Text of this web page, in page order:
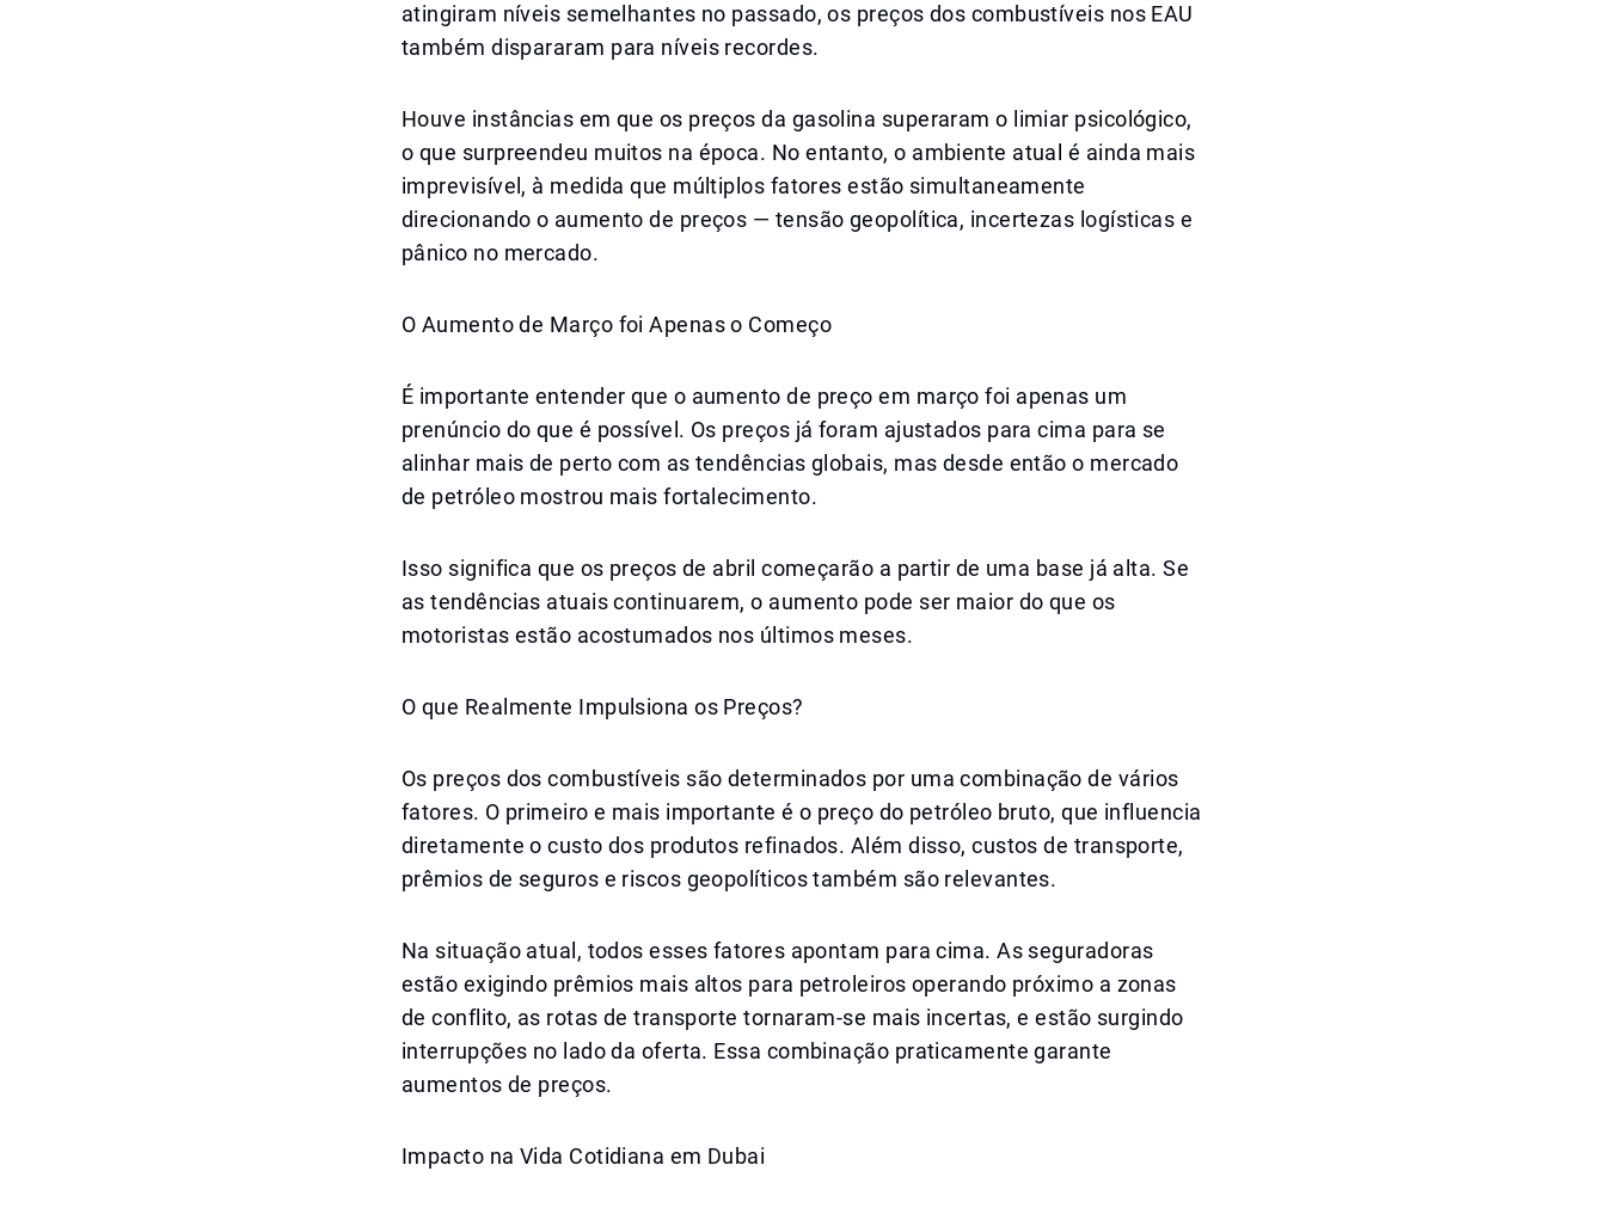
atingiram níveis semelhantes no passado, os preços dos combustíveis nos EAU
também dispararam para níveis recordes.
Houve instâncias em que os preços da gasolina superaram o limiar psicológico,
o que surpreendeu muitos na época. No entanto, o ambiente atual é ainda mais
imprevisível, à medida que múltiplos fatores estão simultaneamente
direcionando o aumento de preços — tensão geopolítica, incertezas logísticas e
pânico no mercado.
O Aumento de Março foi Apenas o Começo
É importante entender que o aumento de preço em março foi apenas um
prenúncio do que é possível. Os preços já foram ajustados para cima para se
alinhar mais de perto com as tendências globais, mas desde então o mercado
de petróleo mostrou mais fortalecimento.
Isso significa que os preços de abril começarão a partir de uma base já alta. Se
as tendências atuais continuarem, o aumento pode ser maior do que os
motoristas estão acostumados nos últimos meses.
O que Realmente Impulsiona os Preços?
Os preços dos combustíveis são determinados por uma combinação de vários
fatores. O primeiro e mais importante é o preço do petróleo bruto, que influencia
diretamente o custo dos produtos refinados. Além disso, custos de transporte,
prêmios de seguros e riscos geopolíticos também são relevantes.
Na situação atual, todos esses fatores apontam para cima. As seguradoras
estão exigindo prêmios mais altos para petroleiros operando próximo a zonas
de conflito, as rotas de transporte tornaram-se mais incertas, e estão surgindo
interrupções no lado da oferta. Essa combinação praticamente garante
aumentos de preços.
Impacto na Vida Cotidiana em Dubai